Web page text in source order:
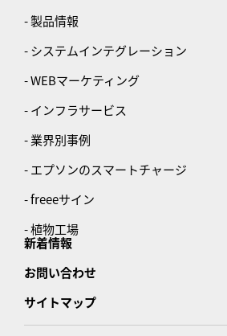
- 製品情報
- システムインテグレーション
- WEBマーケティング
- インフラサービス
- 業界別事例
- エプソンのスマートチャージ
- freeeサイン
- 植物工場
新着情報
お問い合わせ
サイトマップ